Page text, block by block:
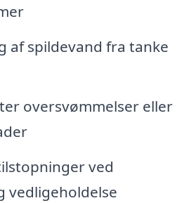
af spildevand fra tanke
oversvømmelser eller
ved
vedligeholdelse